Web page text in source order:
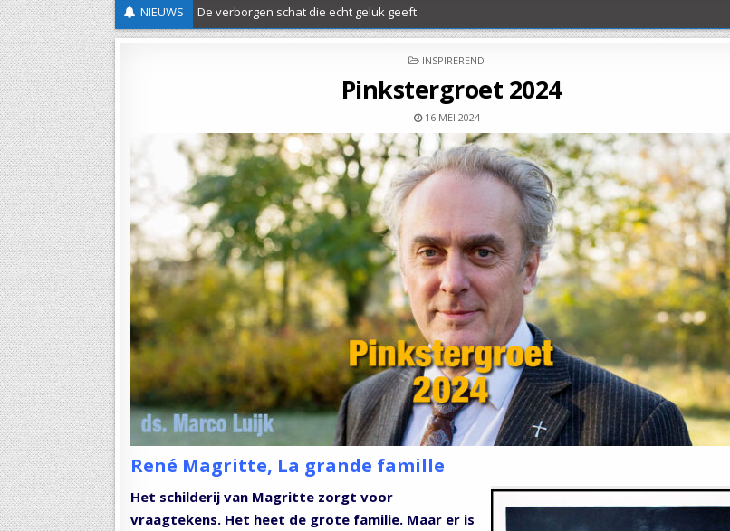
NIEUWS
De verborgen schat die echt geluk geeft
Nieuwe Classis folder
UITGEDRAGEN – Protestantse Gemeente Maas-Heuvelland
Uitnodiging Herdenkingsdienst Slavernijverleden
Hemelvaartsgroet
Vrede en gerechtigheid
Open brief over de asielwetten
18 mei classicale werkdag
POSTED
INSPIREREND
Pinkstergroet 2024
16 MEI 2024
René Magritte, La grande famille
Het schilderij van Magritte zorgt voor
vraagtekens. Het heet de grote familie. Maar er is